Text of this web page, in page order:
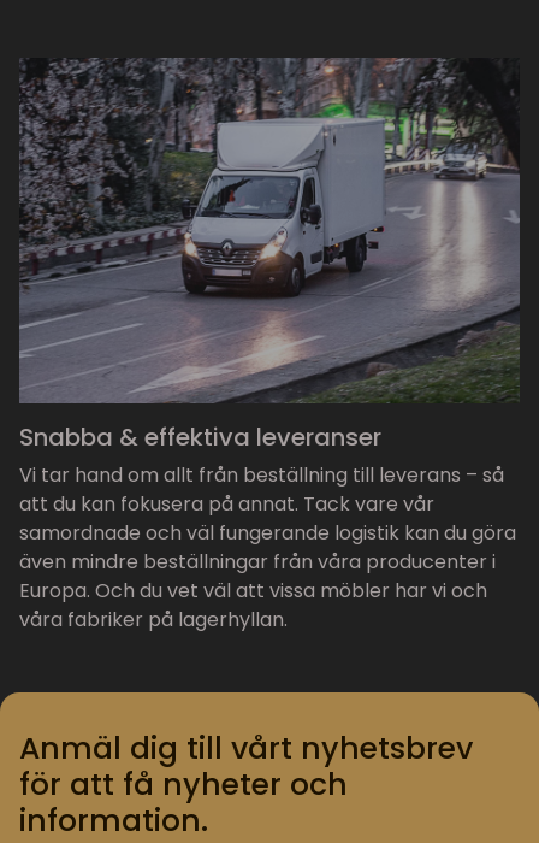
Snabba & effektiva leveranser
Vi tar hand om allt från beställning till leverans – så
att du kan fokusera på annat. Tack vare vår
samordnade och väl fungerande logistik kan du göra
även mindre beställningar från våra producenter i
Europa. Och du vet väl att vissa möbler har vi och
våra fabriker på lagerhyllan.
Anmäl dig till vårt nyhetsbrev
för att få nyheter och
information.